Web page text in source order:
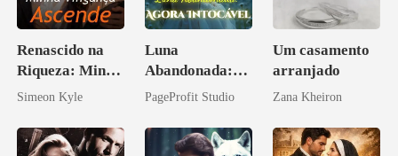
Renascido na
Riqueza: Minha
Vingança
Simeon Kyle
Luna
Abandonada:
Agora Intocável
PageProfit Studio
Um casamento
arranjado
Zana Kheiron